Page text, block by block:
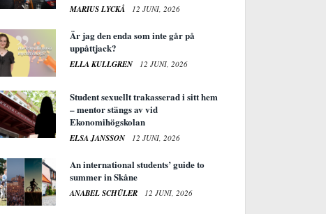
MARIUS LYCKÅ 12 JUNI, 2026
Är jag den enda som inte går på
uppåttjack?
ELLA KULLGREN 12 JUNI, 2026
Student sexuellt trakasserad i sitt hem
– mentor stängs av vid
Ekonomihögskolan
ELSA JANSSON 12 JUNI, 2026
An international students’ guide to
summer in Skåne
ANABEL SCHÜLER 12 JUNI, 2026